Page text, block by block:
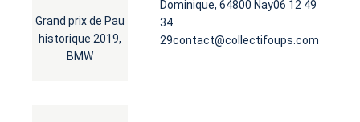
Grand prix de Pau
historique 2019,
BMW
Dominique, 64800 Nay06 12 49
34
29contact@collectifoups.com